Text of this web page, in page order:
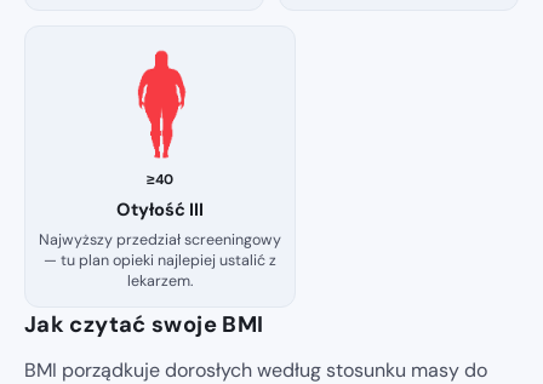
≥40
Otyłość III
Najwyższy przedział screeningowy
— tu plan opieki najlepiej ustalić z
lekarzem.
Jak czytać swoje BMI
BMI porządkuje dorosłych według stosunku masy do